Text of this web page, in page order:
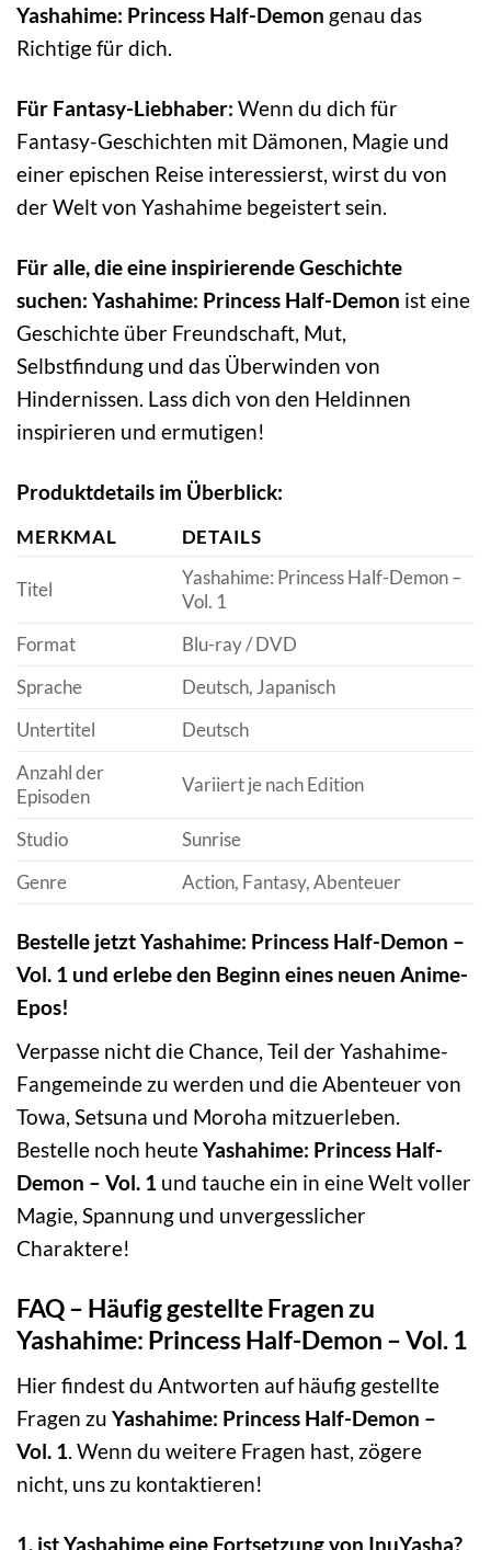
Yashahime: Princess Half-Demon genau das
Richtige für dich.
Für Fantasy-Liebhaber: Wenn du dich für
Fantasy-Geschichten mit Dämonen, Magie und
einer epischen Reise interessierst, wirst du von
der Welt von Yashahime begeistert sein.
Für alle, die eine inspirierende Geschichte
suchen: Yashahime: Princess Half-Demon ist eine
Geschichte über Freundschaft, Mut,
Selbstfindung und das Überwinden von
Hindernissen. Lass dich von den Heldinnen
inspirieren und ermutigen!
Produktdetails im Überblick:
MERKMAL DETAILS
Titel
Yashahime: Princess Half-Demon –
Vol. 1
Format
Blu-ray / DVD
Sprache
Deutsch, Japanisch
Untertitel
Deutsch
Anzahl der
Episoden
Variiert je nach Edition
Studio
Sunrise
Genre
Action, Fantasy, Abenteuer
Bestelle jetzt Yashahime: Princess Half-Demon –
Vol. 1 und erlebe den Beginn eines neuen Anime-
Epos!
Verpasse nicht die Chance, Teil der Yashahime-
Fangemeinde zu werden und die Abenteuer von
Towa, Setsuna und Moroha mitzuerleben.
Bestelle noch heuteYashahime: Princess Half-
Demon – Vol. 1 und tauche ein in eine Welt voller
Magie, Spannung und unvergesslicher
Charaktere!
FAQ – Häufig gestellte Fragen zu
Yashahime: Princess Half-Demon – Vol. 1
Hier findest du Antworten auf häufig gestellte
Fragen zu Yashahime: Princess Half-Demon –
Vol. 1 . Wenn du weitere Fragen hast, zögere
nicht, uns zu kontaktieren!
1. ist Yashahime eine Fortsetzung von InuYasha?